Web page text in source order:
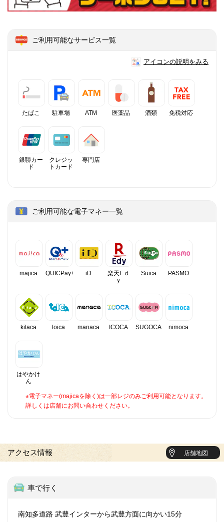
ご利用可能なサービス一覧
アイコンの説明をみる
たばこ 駐車場 ATM 医薬品 酒類 免税対応
銀聯カー
ド
クレジッ
トカード
専門店
ご利用可能な電子マネー一覧
majica QUICPay+ iD
楽天Eｄ
ｙ
Suica PASMO
kitaca toica manaca ICOCA SUGOCA nimoca
はやかけ
ん
※電子マネー(majicaを除く)は一部レジのみご利用可能となります。
詳しくは店舗にお問い合わせください。
アクセス情報 店舗地図
車で行く
南知多道路 武豊インターから武豊方面に向かい15分